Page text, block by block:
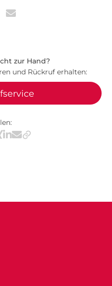
zur Hand?
und Rückruf erhalten:
Facebook
via X / Twitter
via WhatsApp
via Xing
Teilen via LinkedIn
Teilen via E-Mail